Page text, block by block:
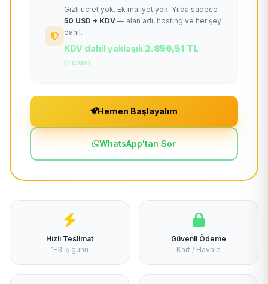
Gizli ücret yok. Ek maliyet yok. Yılda sadece
50 USD + KDV — alan adı, hosting ve her şey
dahil.
KDV dahil yaklaşık 2.856,51 TL
(TCMB)
Hemen Başlayalım
WhatsApp'tan Sor
Hızlı Teslimat
1-3 iş günü
Güvenli Ödeme
Kart / Havale